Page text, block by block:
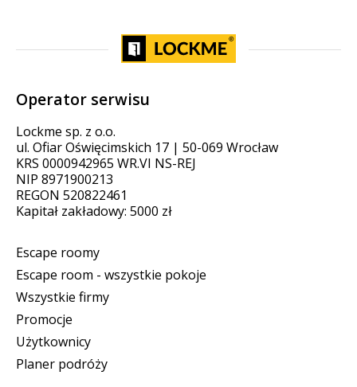
Operator serwisu
Lockme sp. z o.o.
ul. Ofiar Oświęcimskich 17 | 50-069 Wrocław
KRS 0000942965 WR.VI NS-REJ
NIP 8971900213
REGON 520822461
Kapitał zakładowy: 5000 zł
Escape roomy
Escape room - wszystkie pokoje
Wszystkie firmy
Promocje
Użytkownicy
Planer podróży